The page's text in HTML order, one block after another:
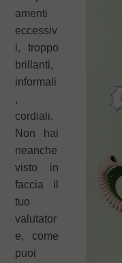
amenti
eccessiv
i, troppo
brillanti,
informali
,
cordiali.
Non hai
neanche
visto in
faccia il
tuo
valutator
e, come
puoi